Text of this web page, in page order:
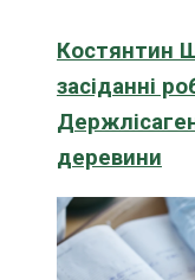
Костянтин
засіданні
деревини